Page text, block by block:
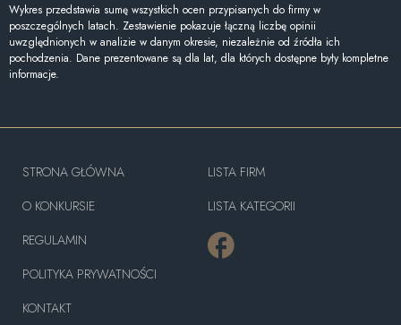
Wykres przedstawia sumę wszystkich ocen przypisanych do firmy w
poszczególnych latach. Zestawienie pokazuje łączną liczbę opinii
uwzględnionych w analizie w danym okresie, niezależnie od źródła ich
pochodzenia. Dane prezentowane są dla lat, dla których dostępne były kompletne
informacje.
STRONA GŁÓWNA
O KONKURSIE
REGULAMIN
POLITYKA PRYWATNOŚCI
KONTAKT
LISTA FIRM
LISTA KATEGORII